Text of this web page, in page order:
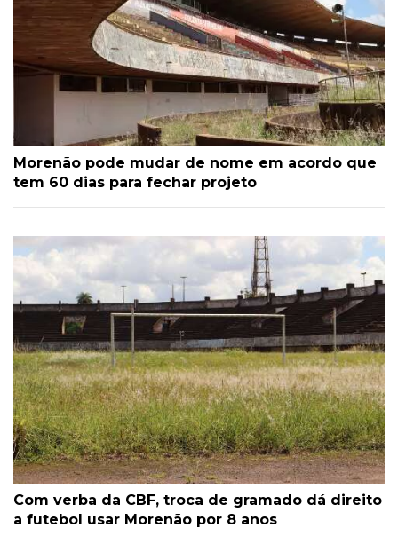
Morenão pode mudar de nome em acordo que
tem 60 dias para fechar projeto
Com verba da CBF, troca de gramado dá direito
a futebol usar Morenão por 8 anos